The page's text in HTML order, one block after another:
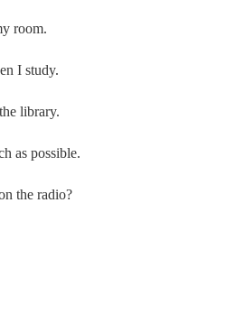
room.
I study.
library.
as possible.
the radio?